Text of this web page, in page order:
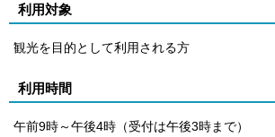
利用対象
観光を目的として利用される方
利用時間
午前9時～午後4時（受付は午後3時まで）